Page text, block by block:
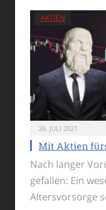
AKTIEN
26. JULI 2021
Mit Aktien
Nach langer
gefallen: Ein
Altersvorsorge